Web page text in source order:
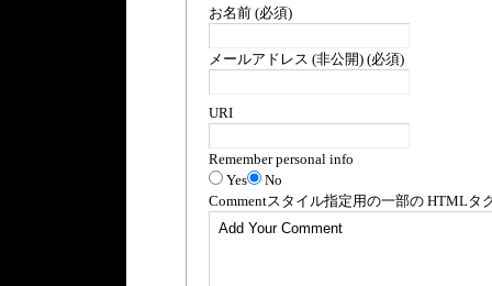
お名前 (必須)
メールアドレス (非公開) (必須)
URI
Remember personal info
Yes
No
Commentスタイル指定用の一部の HTMLタ